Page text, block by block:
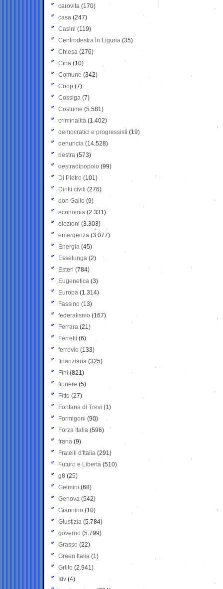
carovita (170)
casa (247)
Casini (119)
Centrodestra in Liguria (35)
Chiesa (276)
Cina (10)
Comune (342)
Coop (7)
Cossiga (7)
Costume (5.581)
criminalità (1.402)
democratici e progressisti (19)
denuncia (14.528)
destra (573)
destradipopolo (99)
Di Pietro (101)
Diritti civili (276)
don Gallo (9)
economia (2.331)
elezioni (3.303)
emergenza (3.077)
Energia (45)
Esselunga (2)
Esteri (784)
Eugenetica (3)
Europa (1.314)
Fassino (13)
federalismo (167)
Ferrara (21)
Ferretti (6)
ferrovie (133)
finanziaria (325)
Fini (821)
fioriere (5)
Fitto (27)
Fontana di Trevi (1)
Formigoni (90)
Forza Italia (596)
frana (9)
Fratelli d'Italia (291)
Futuro e Libertà (510)
g8 (25)
Gelmini (68)
Genova (542)
Giannino (10)
Giustizia (5.784)
governo (5.799)
Grasso (22)
Green Italia (1)
Grillo (2.941)
Idv (4)